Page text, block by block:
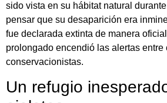
sido vista en su hábitat natural
pensar que su desaparición era
fue declarada extinta de manera
prolongado encendió las alertas entre
conservacionistas.
Un refugio